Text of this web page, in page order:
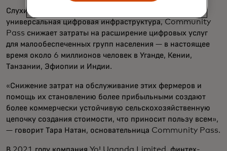
Слухи оказались правдой. Как заранее созданная,
универсальная цифровая инфраструктура, Community
Pass снижает затраты на расширение цифровых услуг
для малообеспеченных групп населения — в настоящее
время около 6 миллионов человек в Уганде, Кении,
Танзании, Эфиопии и Индии.
«Снижение затрат на обслуживание этих фермеров и
помощь их становлению более прибыльными создают
более коммерчески устойчивую сельскохозяйственную
цепочку создания стоимости, что приносит пользу всем»,
— говорит Тара Натан, основательница Community Pass.
В 2021 году компания Yo! Uganda Limited, финтех-